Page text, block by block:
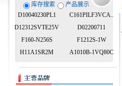
库存搜索
产品展示
D10040230PL1
C161PILF3VCA..
D12312SVTE25V
D02200711
F160-N256S
F1212S-1W
H11A1SR2M
A1010B-1VQ80C